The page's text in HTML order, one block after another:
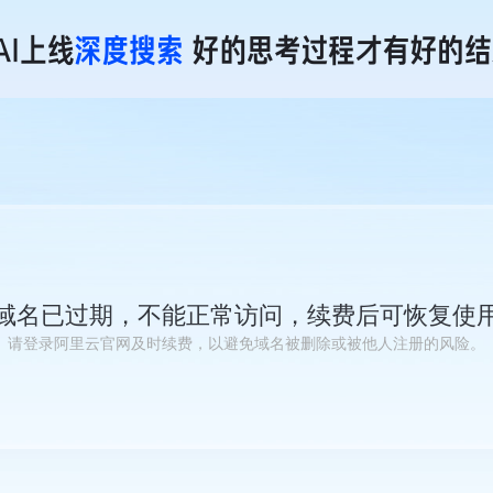
名已过期，不能正常访问，续费后可恢复使
请登录阿里云官网及时续费，以避免域名被删除或被他人注册的风险。